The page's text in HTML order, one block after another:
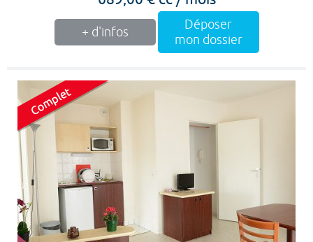
+ d'infos
Déposer
mon dossier